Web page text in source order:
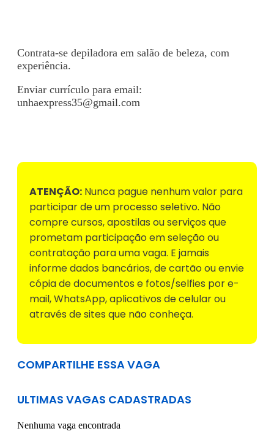
Contrata-se depiladora em salão de beleza, com
experiência.
Enviar currículo para email:
unhaexpress35@gmail.com
ATENÇÃO: Nunca pague nenhum valor para
participar de um processo seletivo. Não
compre cursos, apostilas ou serviços que
prometam participação em seleção ou
contratação para uma vaga. E jamais
informe dados bancários, de cartão ou envie
cópia de documentos e fotos/selfies por e-
mail, WhatsApp, aplicativos de celular ou
através de sites que não conheça.
COMPARTILHE ESSA VAGA
ULTIMAS VAGAS CADASTRADAS
Nenhuma vaga encontrada